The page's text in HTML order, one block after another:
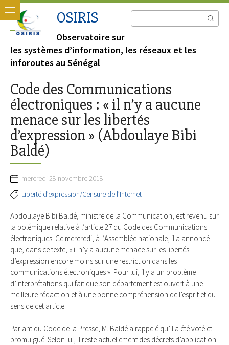
OSIRIS
Observatoire sur
les systèmes d’information, les réseaux et les
inforoutes au Sénégal
Code des Communications
électroniques : « il n’y a aucune
menace sur les libertés
d’expression » (Abdoulaye Bibi
Baldé)
mercredi 28 novembre 2018
Liberté d’expression/Censure de l’Internet
Abdoulaye Bibi Baldé, ministre de la Communication, est revenu sur
la polémique relative à l’article 27 du Code des Communications
électroniques. Ce mercredi, à l’Assemblée nationale, il a annoncé
que, dans ce texte, « il n’y a aucune menace sur les libertés
d’expression encore moins sur une restriction dans les
communications électroniques ». Pour lui, il y a un problème
d’interprétations qui fait que son département est ouvert à une
meilleure rédaction et à une bonne compréhension de l’esprit et du
sens de cet article.
Parlant du Code de la Presse, M. Baldé a rappelé qu’il a été voté et
promulgué. Selon lui, il reste actuellement des décrets d’application